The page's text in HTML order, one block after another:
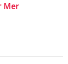
Mer